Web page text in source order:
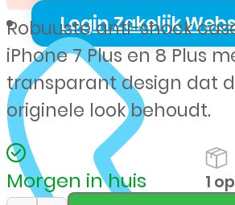
Login Zakelijk
€ 14,99.€ 9,99.
Robuuste anti-shock
iPhone 7 Plus en 8 Plus
transparant design dat
originele look behoudt.
Morgen in huis 1